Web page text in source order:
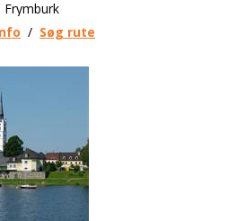
Frymburk
/ Søg rute